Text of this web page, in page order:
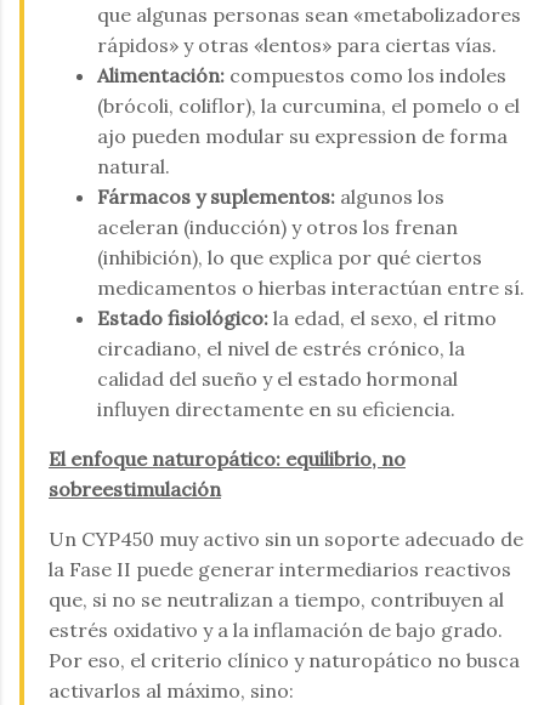
que algunas personas sean «metabolizadores
rápidos» y otras «lentos» para ciertas vías.
Alimentación: compuestos como los indoles
(brócoli, coliflor), la curcumina, el pomelo o el
ajo pueden modular su expression de forma
natural.
Fármacos y suplementos: algunos los
aceleran (inducción) y otros los frenan
(inhibición), lo que explica por qué ciertos
medicamentos o hierbas interactúan entre sí.
Estado fisiológico: la edad, el sexo, el ritmo
circadiano, el nivel de estrés crónico, la
calidad del sueño y el estado hormonal
influyen directamente en su eficiencia.
El enfoque naturopático: equilibrio, no
sobreestimulación
Un CYP450 muy activo sin un soporte adecuado de
la Fase II puede generar intermediarios reactivos
que, si no se neutralizan a tiempo, contribuyen al
estrés oxidativo y a la inflamación de bajo grado.
Por eso, el criterio clínico y naturopático no busca
activarlos al máximo, sino: